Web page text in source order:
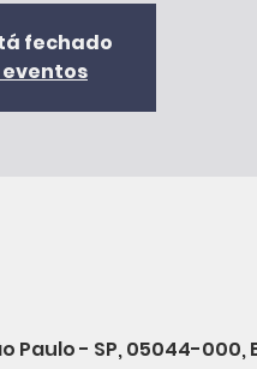
fechado
Paulo - SP, 05044-000,